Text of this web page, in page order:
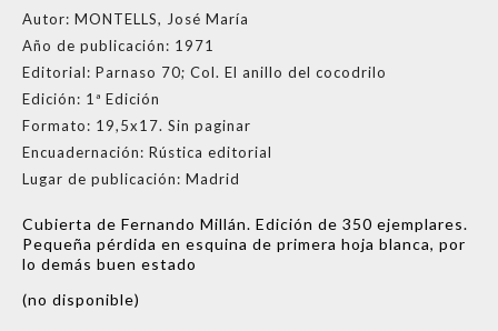
Autor: MONTELLS, José María
Año de publicación: 1971
Editorial: Parnaso 70; Col. El anillo del cocodrilo
Edición: 1ª Edición
Formato: 19,5x17. Sin paginar
Encuadernación: Rústica editorial
Lugar de publicación: Madrid
Cubierta de Fernando Millán. Edición de 350 ejemplares.
Pequeña pérdida en esquina de primera hoja blanca, por
lo demás buen estado
(no disponible)